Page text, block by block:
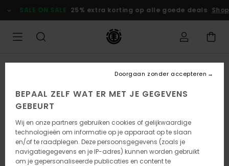
naar
Productinformatie
SALE ON SALE 25% extra korting op alle goede deals Shop
BEPAAL ZELF WAT ER MET JE GEGEVENS
GEBEURT
Wij en onze partners gebruiken cookies of gelijkwaardige
technologieën om informatie op je apparaat op te slaan
en/of te raadplegen. Deze persoonsgegevens (zoals je
navigatiegegevens en je IP-adres) kunnen worden gebruikt
om je gepersonaliseerde publicaties en content te
Doorgaan zonder accepteren